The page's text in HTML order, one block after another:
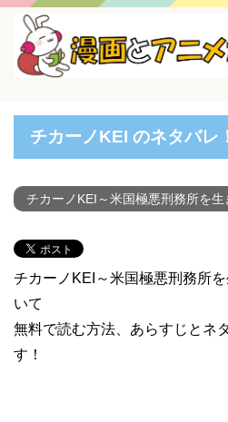
チカーノKEI のネタバレ
チカーノKEI～米国極悪刑務所を生
チカーノKEI～米国極悪刑務所
いて
無料で読む方法、あらすじとネ
す！